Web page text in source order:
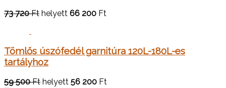
73 720 Ft helyett 66 200 Ft
Tömlős úszófedél garnitúra 120L-180L-es
tartályhoz
59 500 Ft helyett 56 200 Ft